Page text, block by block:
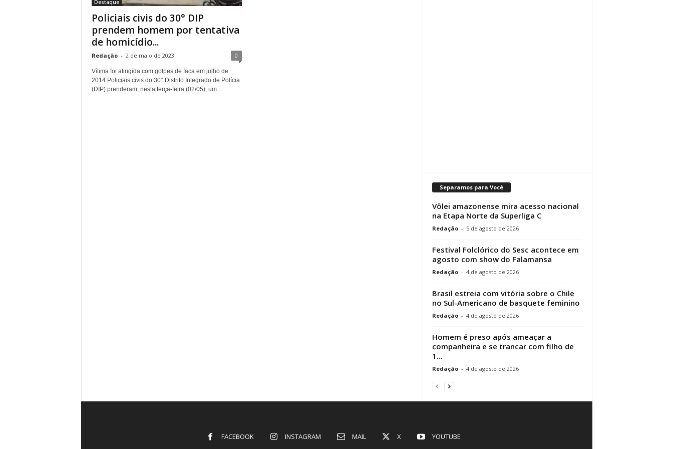
Destaque
Policiais civis do 30° DIP
prendem homem por tentativa
de homicídio...
Redação - 2 de maio de 2023 0
Vítima foi atingida com golpes de faca em julho de
2014 Policiais civis do 30° Distrito Integrado de Polícia
(DIP) prenderam, nesta terça-feira (02/05), um...
Separamos para Você
Vôlei amazonense mira acesso nacional
na Etapa Norte da Superliga C
Redação - 5 de agosto de 2026
Festival Folclórico do Sesc acontece em
agosto com show do Falamansa
Redação - 4 de agosto de 2026
Brasil estreia com vitória sobre o Chile
no Sul-Americano de basquete feminino
Redação - 4 de agosto de 2026
Homem é preso após ameaçar a
companheira e se trancar com filho de
1...
Redação - 4 de agosto de 2026
FACEBOOK INSTAGRAM MAIL X YOUTUBE